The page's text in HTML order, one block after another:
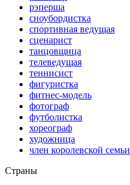
рэперша
сноубордистка
спортивная ведущая
сценарист
танцовщица
телеведущая
теннисист
фигуристка
фитнес-модель
фотограф
футболистка
хореограф
художница
член королевской семьи
Страны